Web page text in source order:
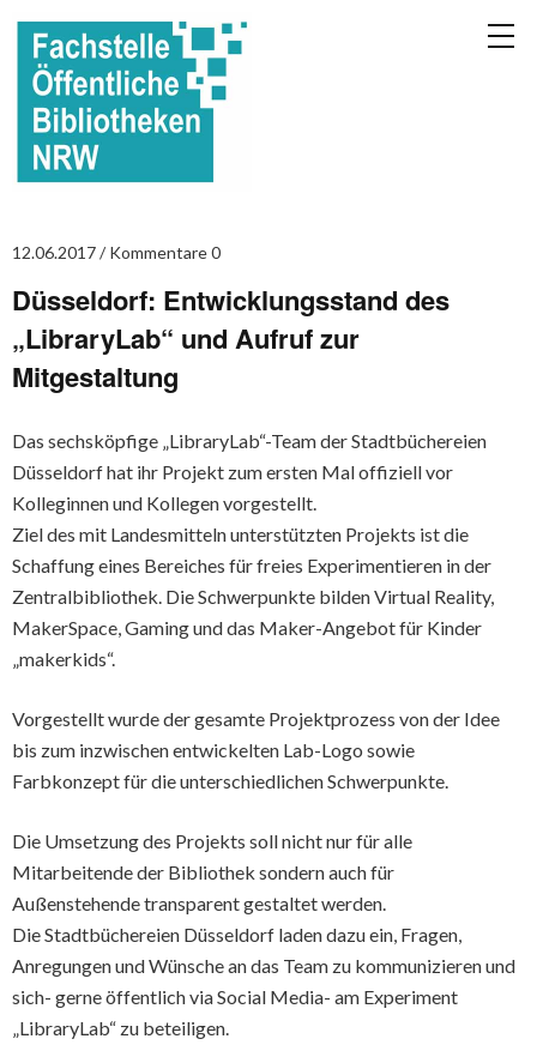
12.06.2017 Kommentare 0
Düsseldorf: Entwicklungsstand des
„LibraryLab“ und Aufruf zur
Mitgestaltung
Das sechsköpfige „LibraryLab“-Team der Stadtbüchereien
Düsseldorf hat ihr Projekt zum ersten Mal offiziell vor
Kolleginnen und Kollegen vorgestellt.
Ziel des mit Landesmitteln unterstützten Projekts ist die
Schaffung eines Bereiches für freies Experimentieren in der
Zentralbibliothek. Die Schwerpunkte bilden Virtual Reality,
MakerSpace, Gaming und das Maker-Angebot für Kinder
„makerkids“.
Vorgestellt wurde der gesamte Projektprozess von der Idee
bis zum inzwischen entwickelten Lab-Logo sowie
Farbkonzept für die unterschiedlichen Schwerpunkte.
Die Umsetzung des Projekts soll nicht nur für alle
Mitarbeitende der Bibliothek sondern auch für
Außenstehende transparent gestaltet werden.
Die Stadtbüchereien Düsseldorf laden dazu ein, Fragen,
Anregungen und Wünsche an das Team zu kommunizieren und
sich- gerne öffentlich via Social Media- am Experiment
„LibraryLab“ zu beteiligen.